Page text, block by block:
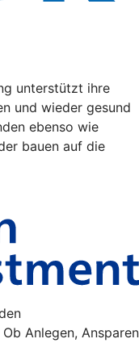
unterstützt ihre
und wieder gesund
ebenso wie
bauen auf die
Anlegen, Ansparen